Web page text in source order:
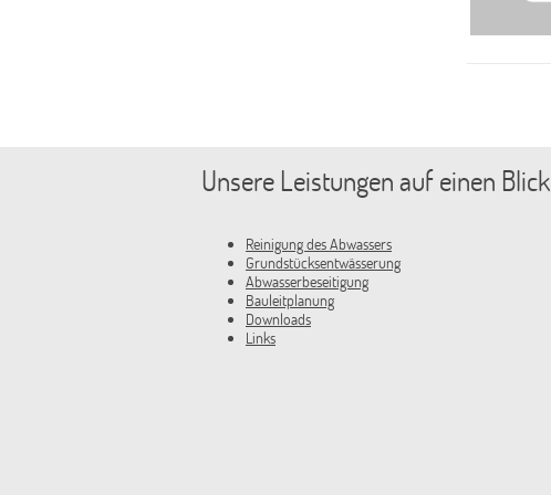
Unsere Leistungen auf einen Blick
Reinigung des Abwassers
Grundstücksentwässerung
Abwasserbeseitigung
Bauleitplanung
Downloads
Links